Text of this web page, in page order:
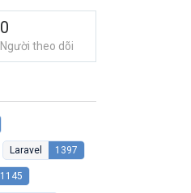
0
Người theo dõi
Laravel 1397
1145